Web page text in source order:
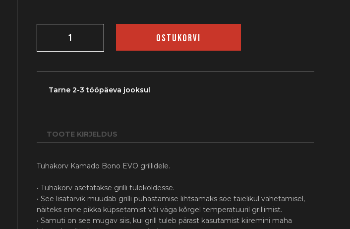
EVO
KOGUS
OSTUKORVI
Tarne 2-3 tööpäeva jooksul
TOOTE KIRJELDUS
Tuhakorv Kamado Bono EVO grillidele.
• Tuhakorv asetatakse grilli tulekoldesse.
• See lisatarvik muudab grilli puhastamise lihtsamaks söe täielikul vahetamisel,
näiteks enne pikka küpsetamist või väga kõrgel temperatuuril grillimist.
• Samuti on see mugav siis, kui grill tuleb pärast kasutamist kiiremini maha